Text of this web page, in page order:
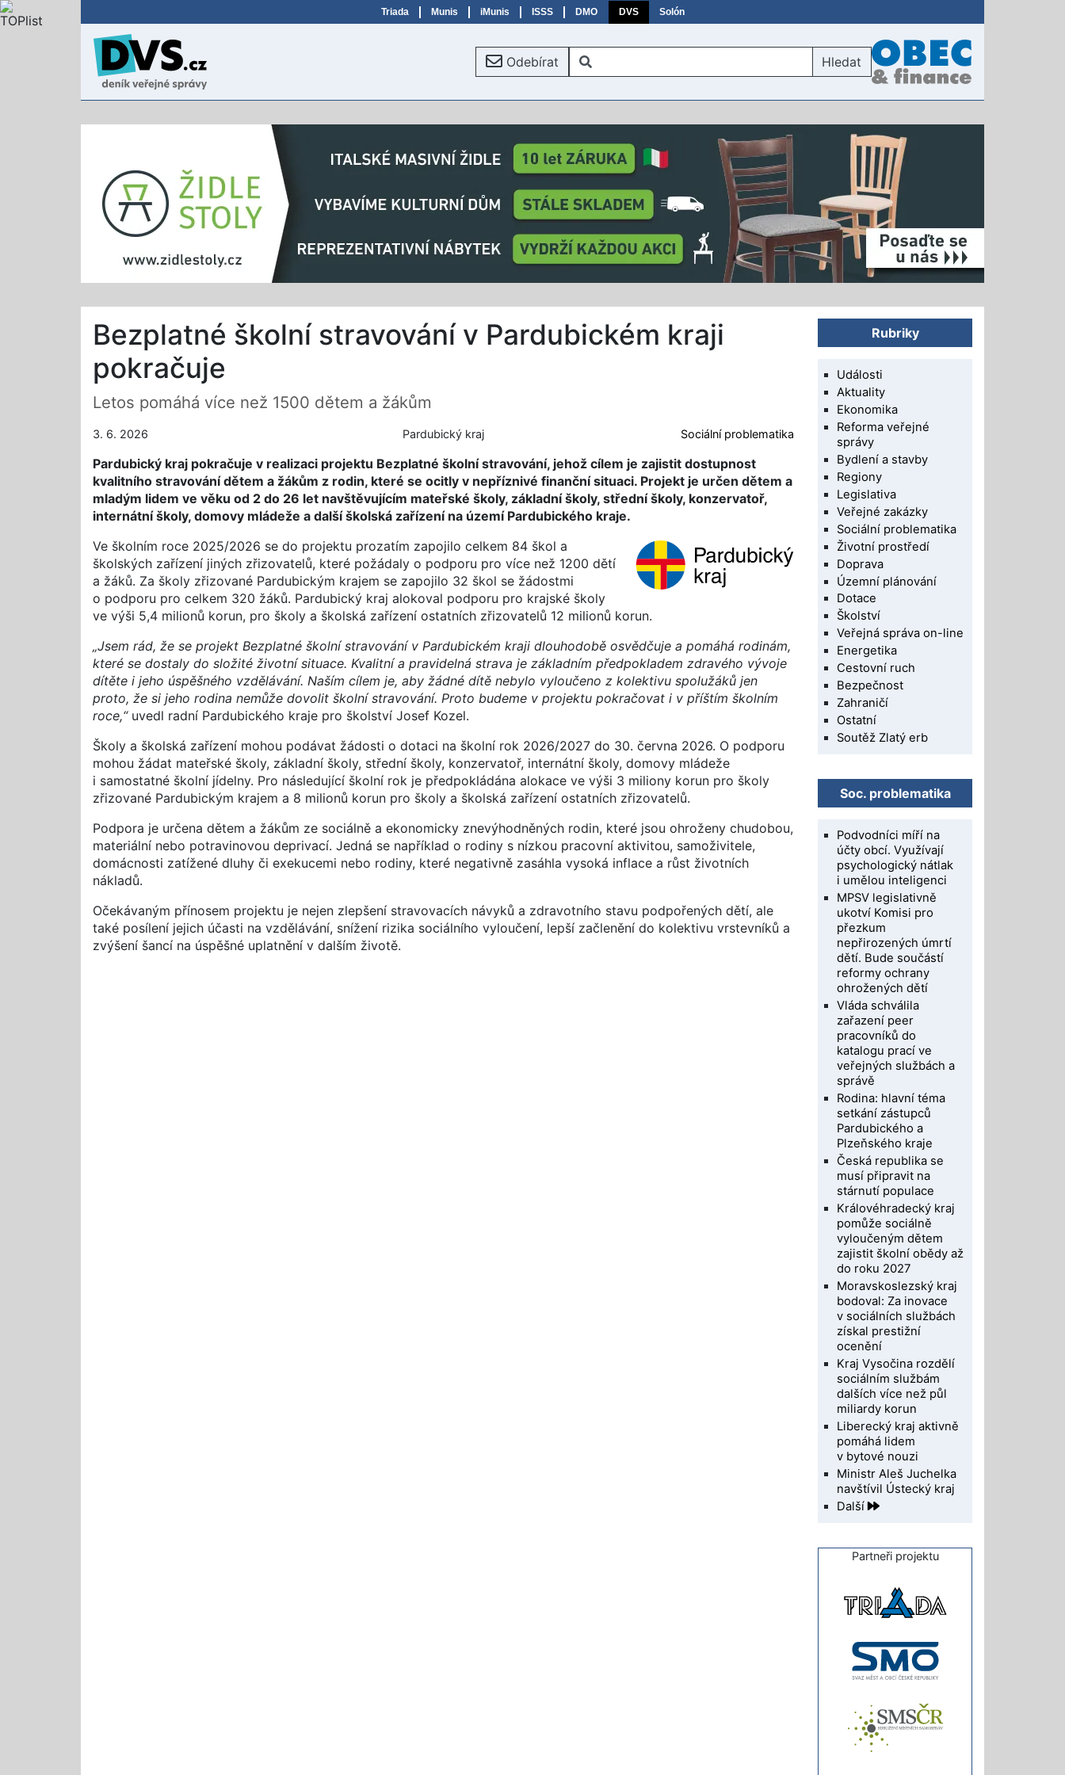
Triada Munis iMunis ISSS DMO DVS Solón
Odebírat Hledat
Bezplatné školní stravování v Pardubickém kraji
pokračuje
Letos pomáhá více než 1500 dětem a žákům
3. 6. 2026 Pardubický kraj Sociální problematika
Pardubický kraj pokračuje v realizaci projektu Bezplatné školní stravování, jehož cílem je zajistit dostupnost
kvalitního stravování dětem a žákům z rodin, které se ocitly v nepříznivé finanční situaci. Projekt je určen dětem a
mladým lidem ve věku od 2 do 26 let navštěvujícím mateřské školy, základní školy, střední školy, konzervatoř,
internátní školy, domovy mládeže a další školská zařízení na území Pardubického kraje.
Ve školním roce 2025/2026 se do projektu prozatím zapojilo celkem 84 škol a
školských zařízení jiných zřizovatelů, které požádaly o podporu pro více než 1200 dětí
a žáků. Za školy zřizované Pardubickým krajem se zapojilo 32 škol se žádostmi
o podporu pro celkem 320 žáků. Pardubický kraj alokoval podporu pro krajské školy
ve výši 5,4 milionů korun, pro školy a školská zařízení ostatních zřizovatelů 12 milionů korun.
„Jsem rád, že se projekt Bezplatné školní stravování v Pardubickém kraji dlouhodobě osvědčuje a pomáhá rodinám,
které se dostaly do složité životní situace. Kvalitní a pravidelná strava je základním předpokladem zdravého vývoje
dítěte i jeho úspěšného vzdělávání. Naším cílem je, aby žádné dítě nebylo vyloučeno z kolektivu spolužáků jen
proto, že si jeho rodina nemůže dovolit školní stravování. Proto budeme v projektu pokračovat i v příštím školním
roce,“uvedl radní Pardubického kraje pro školství Josef Kozel.
Školy a školská zařízení mohou podávat žádosti o dotaci na školní rok 2026/2027 do 30. června 2026. O podporu
mohou žádat mateřské školy, základní školy, střední školy, konzervatoř, internátní školy, domovy mládeže
i samostatné školní jídelny. Pro následující školní rok je předpokládána alokace ve výši 3 miliony korun pro školy
zřizované Pardubickým krajem a 8 milionů korun pro školy a školská zařízení ostatních zřizovatelů.
Podpora je určena dětem a žákům ze sociálně a ekonomicky znevýhodněných rodin, které jsou ohroženy chudobou,
materiální nebo potravinovou deprivací. Jedná se například o rodiny s nízkou pracovní aktivitou, samoživitele,
domácnosti zatížené dluhy či exekucemi nebo rodiny, které negativně zasáhla vysoká inflace a růst životních
nákladů.
Očekávaným přínosem projektu je nejen zlepšení stravovacích návyků a zdravotního stavu podpořených dětí, ale
také posílení jejich účasti na vzdělávání, snížení rizika sociálního vyloučení, lepší začlenění do kolektivu vrstevníků a
zvýšení šancí na úspěšné uplatnění v dalším životě.
Rubriky
Události
Aktuality
Ekonomika
Reforma veřejné
správy
Bydlení a stavby
Regiony
Legislativa
Veřejné zakázky
Sociální problematika
Životní prostředí
Doprava
Územní plánování
Dotace
Školství
Veřejná správa on-line
Energetika
Cestovní ruch
Bezpečnost
Zahraničí
Ostatní
Soutěž Zlatý erb
Soc. problematika
Podvodníci míří na
účty obcí. Využívají
psychologický nátlak
i umělou inteligenci
MPSV legislativně
ukotví Komisi pro
přezkum
nepřirozených úmrtí
dětí. Bude součástí
reformy ochrany
ohrožených dětí
Vláda schválila
zařazení peer
pracovníků do
katalogu prací ve
veřejných službách a
správě
Rodina: hlavní téma
setkání zástupců
Pardubického a
Plzeňského kraje
Česká republika se
musí připravit na
stárnutí populace
Královéhradecký kraj
pomůže sociálně
vyloučeným dětem
zajistit školní obědy až
do roku 2027
Moravskoslezský kraj
bodoval: Za inovace
v sociálních službách
získal prestižní
ocenění
Kraj Vysočina rozdělí
sociálním službám
dalších více než půl
miliardy korun
Liberecký kraj aktivně
pomáhá lidem
v bytové nouzi
Ministr Aleš Juchelka
navštívil Ústecký kraj
Další
Partneři projektu